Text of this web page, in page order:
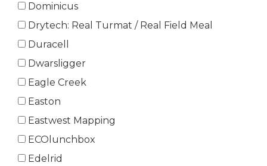
Dominicus
Drytech: Real Turmat / Real Field Meal
Duracell
Dwarsligger
Eagle Creek
Easton
Eastwest Mapping
ECOlunchbox
Edelrid